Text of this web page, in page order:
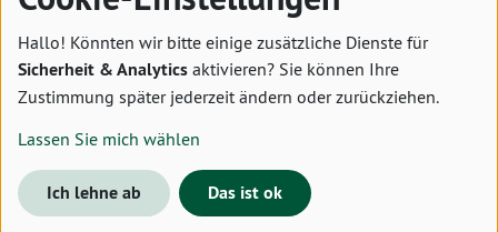
Impressum Datenschutz Cookies
Hallo! Könnten wir bitte einige zusätzliche Dienste für
Sicherheit & Analytics aktivieren? Sie können Ihre
Zustimmung später jederzeit ändern oder zurückziehen.
Lassen Sie mich wählen
Ich lehne ab Das ist ok